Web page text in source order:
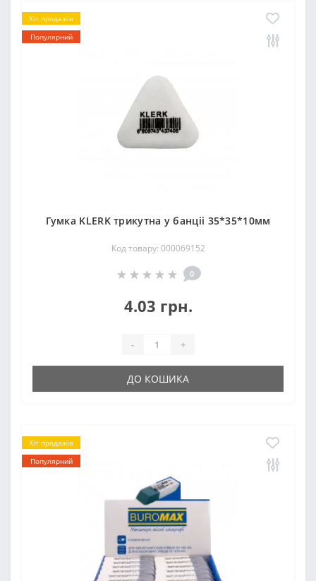
Хіт продажів
Популярний
Гумка KLERK трикутна у банціі 35*35*10мм
Код товару: 000069152
0
4.03 грн.
- +
ДО КОШИКА
Хіт продажів
Популярний